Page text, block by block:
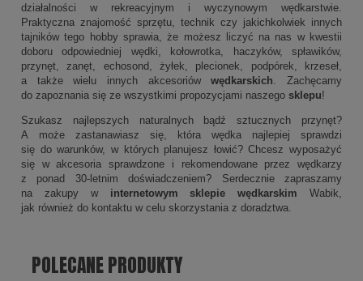
działalności w rekreacyjnym i wyczynowym wędkarstwie.
Praktyczna znajomość sprzętu, technik czy jakichkolwiek innych
tajników tego hobby sprawia, że możesz liczyć na nas w kwestii
doboru odpowiedniej wędki, kołowrotka, haczyków, spławików,
przynęt, zanęt, echosond, żyłek, plecionek, podpórek, krzeseł,
a także wielu innych akcesoriówwędkarskich . Zachęcamy
do zapoznania się ze wszystkimi propozycjami naszego sklepu!
Szukasz najlepszych naturalnych bądź sztucznych przynęt?
A może zastanawiasz się, która wędka najlepiej sprawdzi
się do warunków, w których planujesz łowić? Chcesz wyposażyć
się w akcesoria sprawdzone i rekomendowane przez wędkarzy
z ponad 30-letnim doświadczeniem? Serdecznie zapraszamy
na zakupy w internetowym sklepie wędkarskim Wabik,
jak również do kontaktu w celu skorzystania z doradztwa.
POLECANE PRODUKTY